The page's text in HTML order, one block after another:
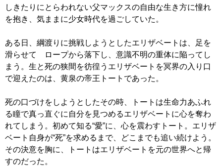
しきたりにとらわれない父マックスの自由な生き方に憧れ
を抱き、気ままに少女時代を過ごしていた。
ある日、綱渡りに挑戦しようとしたエリザベートは、足を
滑らせて ロープから落下し、意識不明の重体に陥ってし
まう。生と死の狭間を彷徨うエリザベートを冥界の入り口
で迎えたのは、黄泉の帝王トートであった。
死の口づけをしようとしたその時、トートは生命力あふれ
る瞳で真っ直ぐに自分を見つめるエリザベートに心を奪わ
れてしまう。初めて知る“愛”に、心を震わすトート。エリザ
ベート自身が“死”を求めるまで、どこまでも追い続けよう。
その決意を胸に、トートはエリザベートを元の世界へと帰
すのだった。